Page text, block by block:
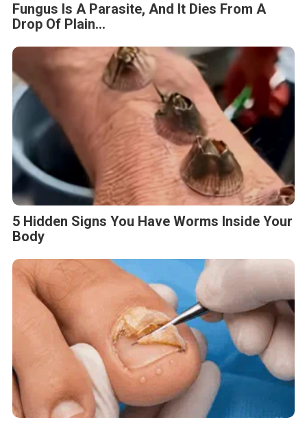
Fungus Is A Parasite, And It Dies From A
Drop Of Plain...
5 Hidden Signs You Have Worms Inside Your
Body